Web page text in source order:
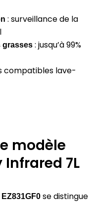
: surveillance de la
grasses : jusqu’à 99%
compatibles lave-
modèle
Infrared 7L
se distingue